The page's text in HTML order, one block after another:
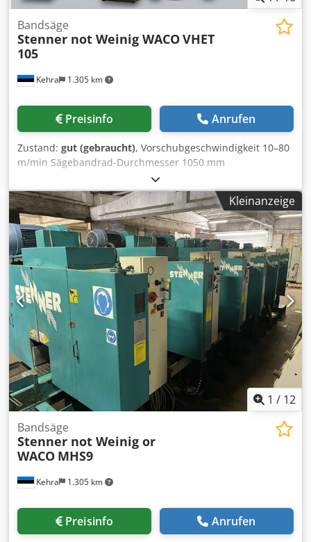
Kehra 1.305 km
Bandsäge
Stenner not Weinig WACOVHET
105
Preisinfo Anrufen
Zustand: gut (gebraucht), Vorschubgeschwindigkeit 10–80
m/min Sägebandrad-Durchmesser 1050 mm
Bandsägebreite 130 mm Sägemotorleistung 2 x 30 kW
Hydraulischer Vorschub mit Zentrierung. Crodey Sgyhjpfx
Ai Sof Hydraulikpumpe 7,5 kW Sägeblatt-Öltank 2 x 6 l
Spannung 400 Volt, 50 Hz Gewicht ca. 10.000 kg
Kleinanzeige
1 / 12
Kehra 1.305 km
Bandsäge
Stenner not Weinig or
WACO MHS9
Preisinfo Anrufen